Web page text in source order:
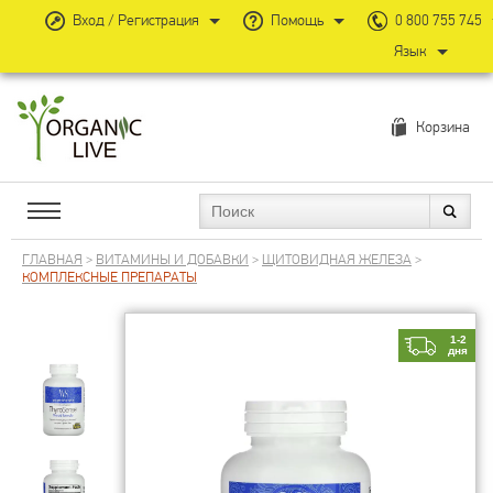
Корзина
ГЛАВНАЯ > ВИТАМИНЫ И ДОБАВКИ > ЩИТОВИДНАЯ ЖЕЛЕЗА>
КОМПЛЕКСНЫЕ ПРЕПАРАТЫ
1-2
дня
Вход / Регистрация Помощь
0 800 755 745
Язык